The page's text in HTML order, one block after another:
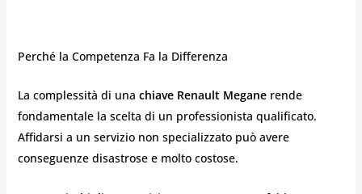
Perché la Competenza Fa la Differenza
La complessità di una chiave Renault Meganerende
fondamentale la scelta di un professionista qualificato.
Affidarsi a un servizio non specializzato può avere
conseguenze disastrose e molto costose.